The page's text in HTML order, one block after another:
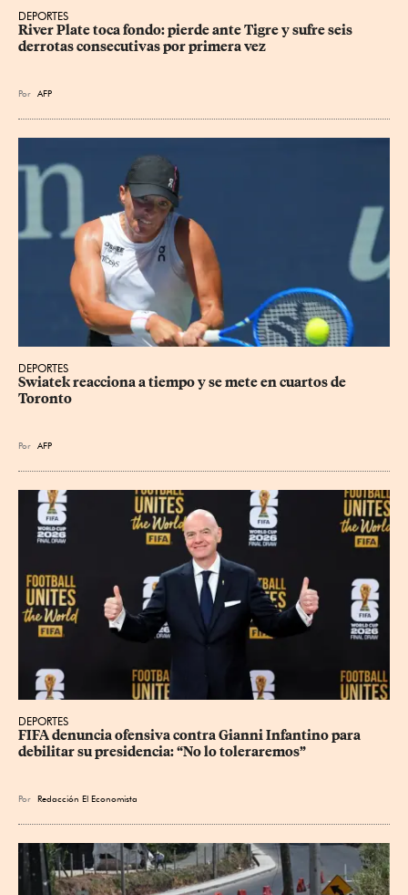
DEPORTES
River Plate toca fondo: pierde ante Tigre y sufre seis
derrotas consecutivas por primera vez
Por AFP
DEPORTES
Swiatek reacciona a tiempo y se mete en cuartos de
Toronto
Por AFP
DEPORTES
FIFA denuncia ofensiva contra Gianni Infantino para
debilitar su presidencia: “No lo toleraremos”
Por Redacción El Economista